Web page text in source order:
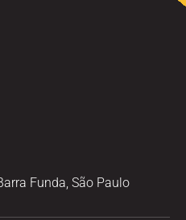
Funda, São Paulo